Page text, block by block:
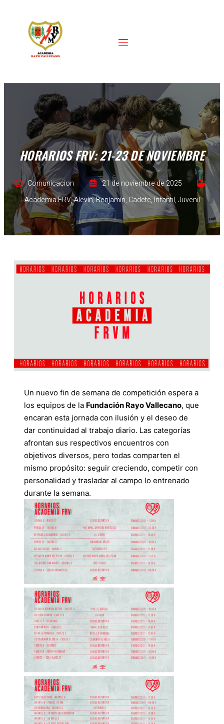
HORARIOS FRV: 21-23 DE NOVIEMBRE
Comunicacion
21 de noviembre de 2025
Academia FRV,Alevín,Benjamín, Cadete,Infantil,Juvenil
Un nuevo fin de semana de competición espera a
los equipos de la Fundación Rayo Vallecano, que
encaran esta jornada con ilusión y el deseo de
dar continuidad al trabajo diario. Las categorías
afrontan sus respectivos encuentros con
objetivos diversos, pero todas comparten el
mismo propósito: seguir creciendo, competir con
personalidad y trasladar al campo lo entrenado
durante la semana.